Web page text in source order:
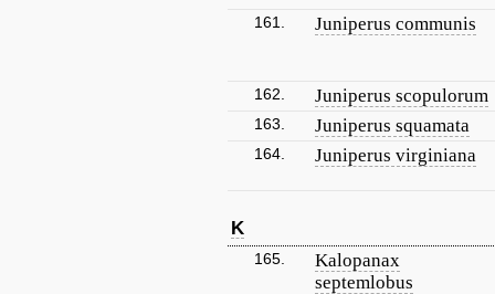
161. Juniperus communis
162. Juniperus scopulorum
163. Juniperus squamata
164. Juniperus virginiana
K
165.
Kalopanax
septemlobus